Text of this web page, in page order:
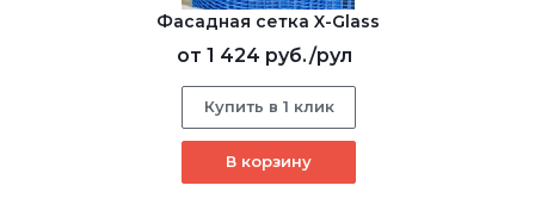
Фасадная сетка X-Glass
от 1 424 руб./рул
Купить в 1 клик
В корзину